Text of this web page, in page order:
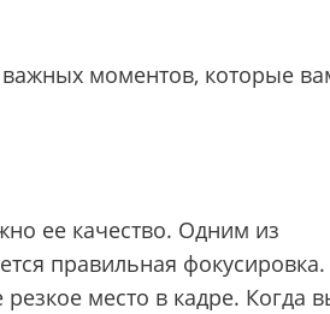
моментов, которые
ее качество. Одним из
правильная фокусировка.
резкое место в кадре. Когда